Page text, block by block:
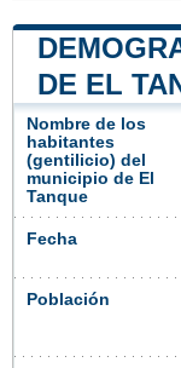
DE EL
Nombre de los
habitantes
(gentilicio) del
municipio de El
Tanque
Fecha
Población